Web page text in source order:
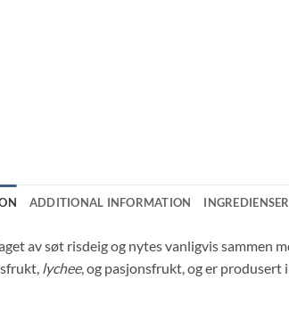
ADDITIONAL INFORMATION INGREDIENSER
av søt risdeig og nytes vanligvis sammen
lychee, og pasjonsfrukt, og er produsert